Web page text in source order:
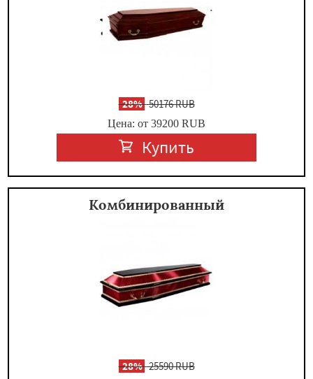
-28%50176 RUB
Цена: от 39200 RUB
Купить
Комбинированный
-28%25590 RUB